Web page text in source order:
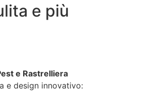
e più
e Rastrelliera
e design innovativo: